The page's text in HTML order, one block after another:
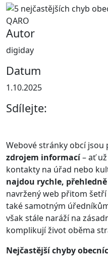
Autor
digiday
Datum
1.10.2025
Sdílejte:
Webové stránky obcí jsou
zdrojem informací– ať
kontakty na úřad nebo
najdou rychle,
navržený web přitom
také samotným
však stále naráží na
komplikují život oběma
Nejčastější chyby